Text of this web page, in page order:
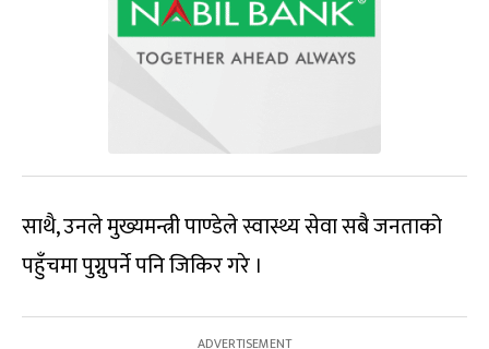
साथै, उनले मुख्यमन्त्री पाण्डेले स्वास्थ्य सेवा सबै जनताको
पहुँचमा पुग्नुपर्ने पनि जिकिर गरे ।